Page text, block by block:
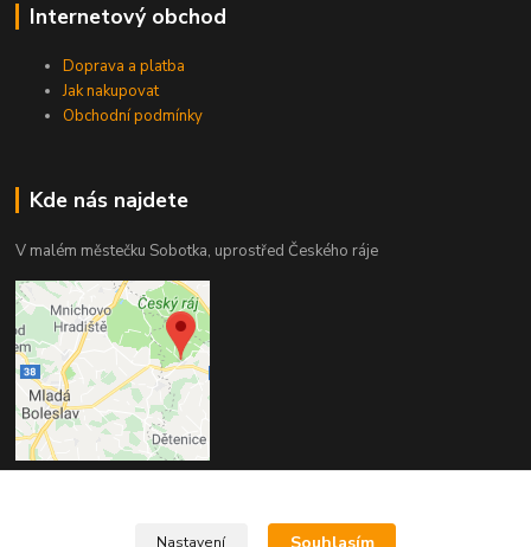
Internetový obchod
Doprava a platba
Jak nakupovat
Obchodní podmínky
Kde nás najdete
V malém městečku Sobotka, uprostřed Českého ráje
Nastavení